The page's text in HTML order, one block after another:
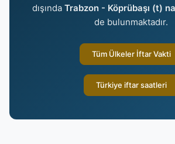
dışında Trabzon - Köprübaşı (t)
de bulunmaktadır.
Tüm Ülkeler İftar Vakti
Türkiye iftar saatleri